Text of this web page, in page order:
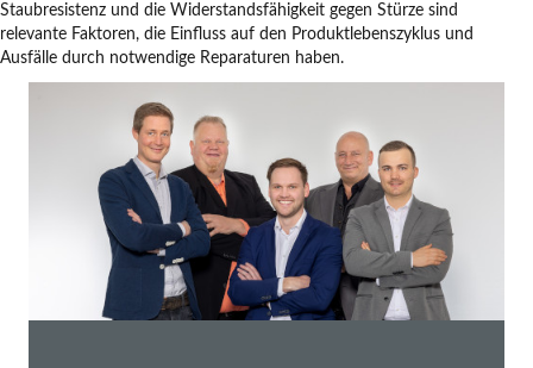
Staubresistenz und die Widerstandsfähigkeit gegen Stürze sind
relevante Faktoren, die Einfluss auf den Produktlebenszyklus und
Ausfälle durch notwendige Reparaturen haben.